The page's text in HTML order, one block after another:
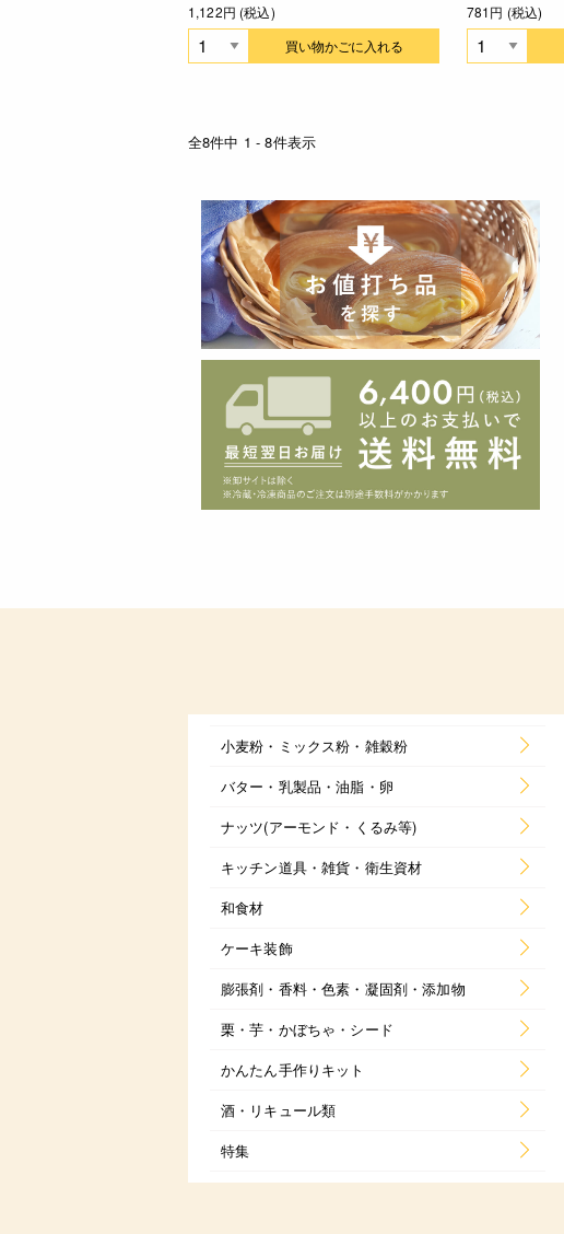
1,122円 (税込)
買い物かごに入れる
781円 (税込)
全8件中 1 - 8件表示
小麦粉・ミックス粉・雑穀粉
バター・乳製品・油脂・卵
ナッツ(アーモンド・くるみ等)
キッチン道具・雑貨・衛生資材
和食材
ケーキ装飾
膨張剤・香料・色素・凝固剤・添加物
栗・芋・かぼちゃ・シード
かんたん手作りキット
酒・リキュール類
特集